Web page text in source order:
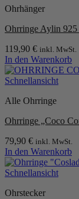
Ohrhänger
Ohrringe Aylin
119,90 € inkl. MwSt.
In den Warenkorb
Schnellansicht
Alle Ohrringe
Ohrringe „Coco
79,90 € inkl. MwSt.
In den Warenkorb
Schnellansicht
Ohrstecker